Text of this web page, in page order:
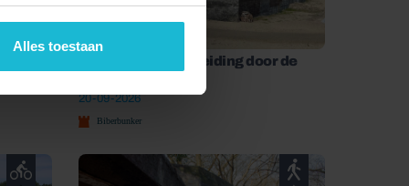
Alles toestaan
Uitgebreide rondleiding door de
Biberbunker
20-09-2026
Biberbunker